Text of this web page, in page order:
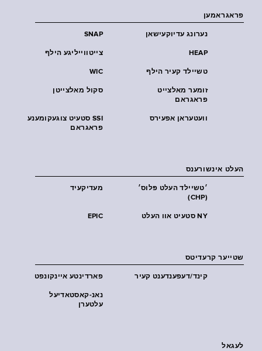
פראגראמען
SNAP נערונג עדיוקעישאן
צייטווייליגע הילף HEAP
WIC טשיילד קעיר הילף
סקול מאלצייטן
זומער מאלצייט
פראגראם
SSI סטעיט צוגעקומענע
פראגראם
וועטעראן אפעירס
העלט אינשורענס
מעדיקעיד
׳טשיילד העלט פּלוס׳
(CHP)
EPIC NY סטעיט אוו העלט
שטייער קרעדיטס
פארדינטע איינקונפט קינד/דעפענדענט קעיר
נאנ-קאסטאדיעל
עלטערן
לעגאל